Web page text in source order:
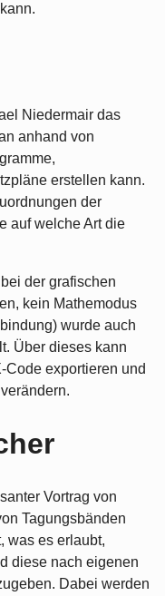
Niedermair das
anhand von
erstellen kann.
der
auf welche Art die
der grafischen
kein Mathemodus
wurde auch
Über dieses kann
Code exportieren und
Vortrag von
Tagungsbänden
was es erlaubt,
diese nach eigenen
Dabei werden